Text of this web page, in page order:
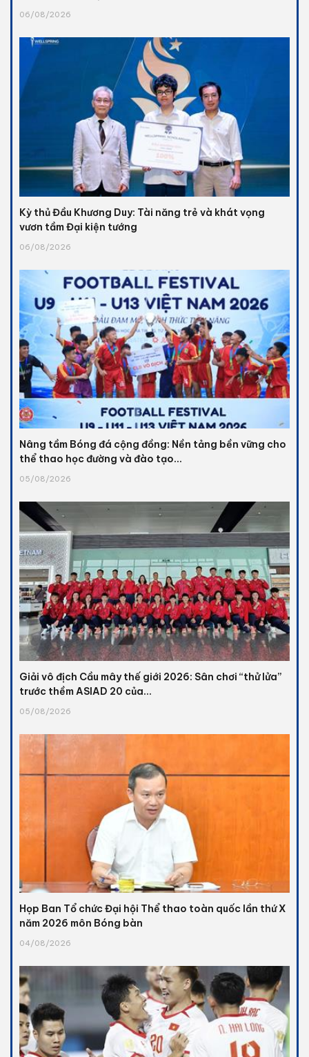
06/08/2026
Kỳ thủ Đầu Khương Duy: Tài năng trẻ và khát vọng
vươn tầm Đại kiện tướng
06/08/2026
Nâng tầm Bóng đá cộng đồng: Nền tảng bền vững cho
thể thao học đường và đào tạo...
05/08/2026
Giải vô địch Cầu mây thế giới 2026: Sân chơi “thử lửa”
trước thềm ASIAD 20 của...
05/08/2026
Họp Ban Tổ chức Đại hội Thể thao toàn quốc lần thứ X
năm 2026 môn Bóng bàn
04/08/2026